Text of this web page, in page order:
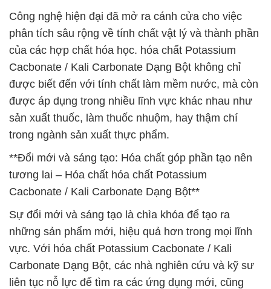
Công nghệ hiện đại đã mở ra cánh cửa cho việc
phân tích sâu rộng về tính chất vật lý và thành phần
của các hợp chất hóa học. hóa chất Potassium
Cacbonate / Kali Carbonate Dạng Bột không chỉ
được biết đến với tính chất làm mềm nước, mà còn
được áp dụng trong nhiều lĩnh vực khác nhau như
sản xuất thuốc, làm thuốc nhuộm, hay thậm chí
trong ngành sản xuất thực phẩm.
**Đổi mới và sáng tạo: Hóa chất góp phần tạo nên
tương lai – Hóa chất hóa chất Potassium
Cacbonate / Kali Carbonate Dạng Bột**
Sự đổi mới và sáng tạo là chìa khóa để tạo ra
những sản phẩm mới, hiệu quả hơn trong mọi lĩnh
vực. Với hóa chất Potassium Cacbonate / Kali
Carbonate Dạng Bột, các nhà nghiên cứu và kỹ sư
liên tục nỗ lực để tìm ra các ứng dụng mới, cũng